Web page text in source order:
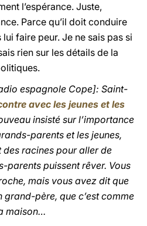
l’espérance. Juste,
Parce qu’il doit conduire
faire peur. Je ne sais pas si
rien sur les détails de la
espagnole Cope]: Saint-
avec les jeunes et les
insisté sur l’importance
parents et les jeunes,
des racines pour aller de
parents puissent rêver. Vous
mais vous avez dit que
grand-père, que c’est comme
maison…